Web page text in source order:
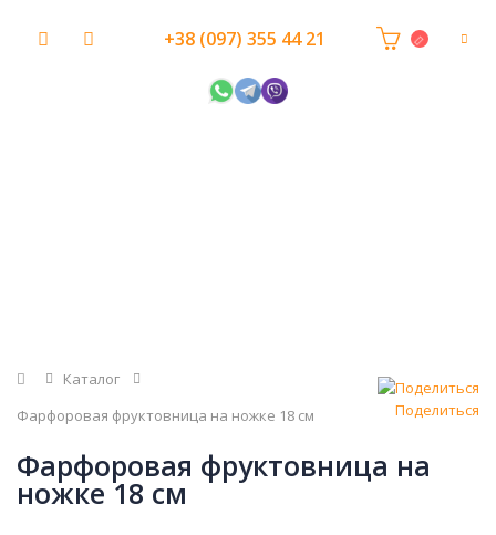
+38 (097) 355 44 21
Главная
Каталог
Фарфоровая фруктовница на ножке 18 см
Поделиться
Фарфоровая фруктовница на
ножке 18 см